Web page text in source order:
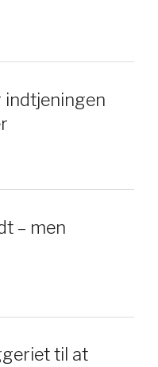
indtjeningen
– men
til at